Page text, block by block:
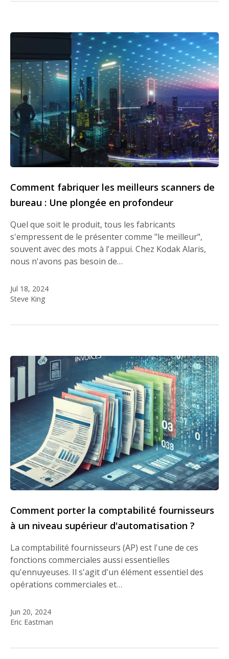
Comment fabriquer les meilleurs scanners de
bureau : Une plongée en profondeur
Quel que soit le produit, tous les fabricants
s'empressent de le présenter comme "le meilleur",
souvent avec des mots à l'appui. Chez Kodak Alaris,
nous n'avons pas besoin de…
Jul 18, 2024
Steve King
Comment porter la comptabilité fournisseurs
à un niveau supérieur d'automatisation ?
La comptabilité fournisseurs (AP) est l'une de ces
fonctions commerciales aussi essentielles
qu'ennuyeuses. Il s'agit d'un élément essentiel des
opérations commerciales et…
Jun 20, 2024
Eric Eastman